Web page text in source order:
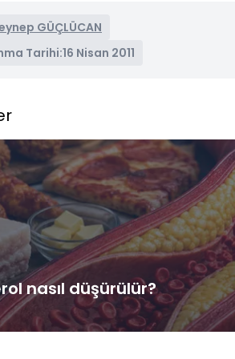
GÜÇLÜCAN
Tarihi:16 Nisan 2011
nasıl düşürülür?